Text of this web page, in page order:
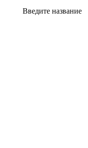
Введите название